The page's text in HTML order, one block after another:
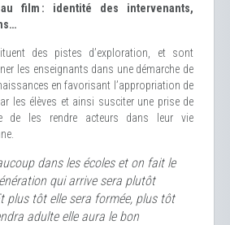
film : identité des intervenants,
des pistes d’exploration, et sont
les enseignants dans une démarche de
en favorisant l’appropriation de
les élèves et ainsi susciter une prise de
de les rendre acteurs dans leur vie
dans les écoles et on fait le
qui arrive sera plutôt
plus tôt elle sera formée, plus tôt
adulte elle aura le bon